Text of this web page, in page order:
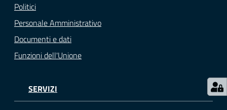
Politici
Personale Amministrativo
Documenti e dati
Funzioni dell'Unione
SERVIZI